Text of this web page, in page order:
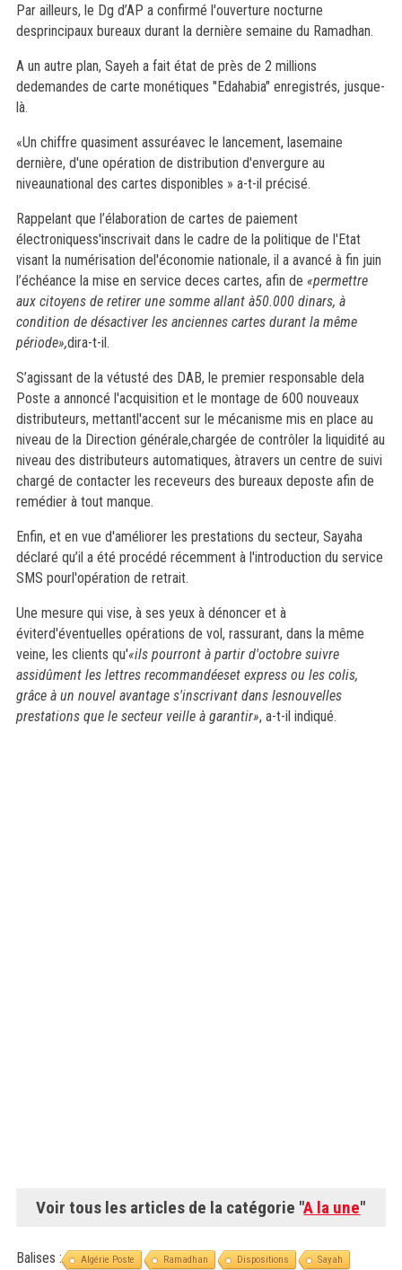
Par ailleurs, le Dg d’AP a confirmé l'ouverture nocturne
desprincipaux bureaux durant la dernière semaine du Ramadhan.
A un autre plan, Sayeh a fait état de près de 2 millions
dedemandes de carte monétiques "Edahabia" enregistrés, jusque-
là.
«Un chiffre quasiment assuréavec le lancement, lasemaine
dernière, d'une opération de distribution d'envergure au
niveaunational des cartes disponibles » a-t-il précisé.
Rappelant que l’élaboration de cartes de paiement
électroniquess'inscrivait dans le cadre de la politique de l'Etat
visant la numérisation del'économie nationale, il a avancé à fin juin
l’échéance la mise en service deces cartes, afin de «permettre
aux citoyens de retirer une somme allant à50.000 dinars, à
condition de désactiver les anciennes cartes durant la même
période»,dira-t-il.
S’agissant de la vétusté des DAB, le premier responsable dela
Poste a annoncé l'acquisition et le montage de 600 nouveaux
distributeurs, mettantl'accent sur le mécanisme mis en place au
niveau de la Direction générale,chargée de contrôler la liquidité au
niveau des distributeurs automatiques, àtravers un centre de suivi
chargé de contacter les receveurs des bureaux deposte afin de
remédier à tout manque.
Enfin, et en vue d'améliorer les prestations du secteur, Sayaha
déclaré qu’il a été procédé récemment à l'introduction du service
SMS pourl'opération de retrait.
Une mesure qui vise, à ses yeux à dénoncer et à
éviterd'éventuelles opérations de vol, rassurant, dans la même
veine, les clients qu'«ils pourront à partir d'octobre suivre
assidûment les lettres recommandéeset express ou les colis,
grâce à un nouvel avantage s'inscrivant dans lesnouvelles
prestations que le secteur veille à garantir», a-t-il indiqué.
Voir tous les articles de la catégorie "A la une"
Balises : Algérie Poste Ramadhan Dispositions Sayah